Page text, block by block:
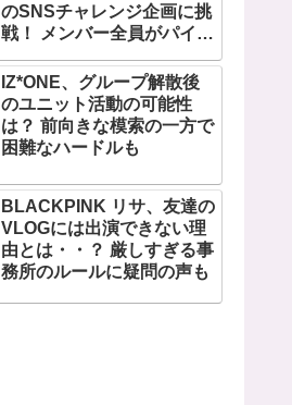
のSNSチャレンジ企画に挑
戦！ メンバー全員がパイロ
IZ*ONE、グループ解散後
のユニット活動の可能性
は？ 前向きな模索の一方で
困難なハードルも
BLACKPINK リサ、友達の
VLOGには出演できない理
由とは・・？ 厳しすぎる事
務所のルールに疑問の声も